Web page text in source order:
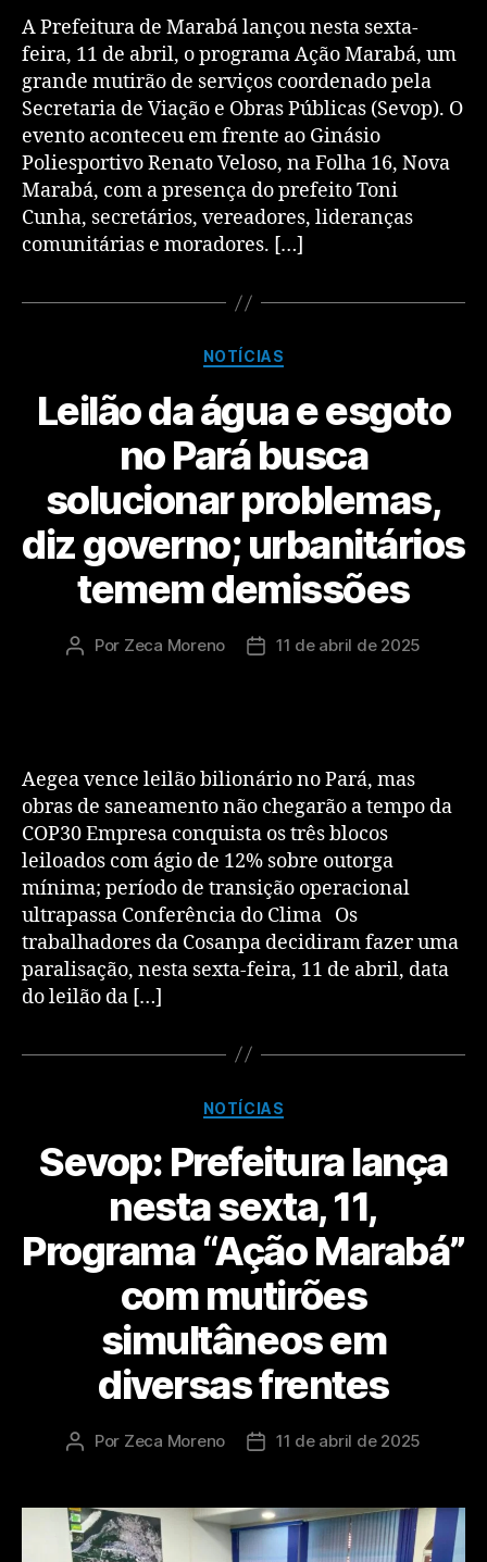
A Prefeitura de Marabá lançou nesta sexta-
feira, 11 de abril, o programa Ação Marabá, um
grande mutirão de serviços coordenado pela
Secretaria de Viação e Obras Públicas (Sevop). O
evento aconteceu em frente ao Ginásio
Poliesportivo Renato Veloso, na Folha 16, Nova
Marabá, com a presença do prefeito Toni
Cunha, secretários, vereadores, lideranças
comunitárias e moradores. […]
NOTÍCIAS
Leilão da água e esgoto
no Pará busca
solucionar problemas,
diz governo; urbanitários
temem demissões
Por Zeca Moreno 11 de abril de 2025
Aegea vence leilão bilionário no Pará, mas
obras de saneamento não chegarão a tempo da
COP30 Empresa conquista os três blocos
leiloados com ágio de 12% sobre outorga
mínima; período de transição operacional
ultrapassa Conferência do Clima Os
trabalhadores da Cosanpa decidiram fazer uma
paralisação, nesta sexta-feira, 11 de abril, data
do leilão da […]
NOTÍCIAS
Sevop: Prefeitura lança
nesta sexta, 11,
Programa “Ação Marabá”
com mutirões
simultâneos em
diversas frentes
Por Zeca Moreno 11 de abril de 2025